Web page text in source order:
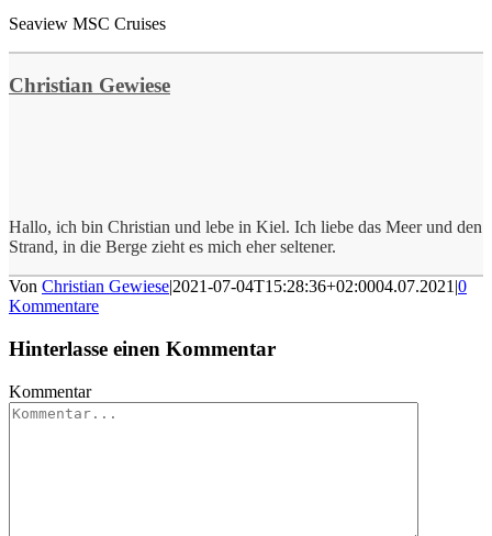
Seaview MSC Cruises
Christian Gewiese
Hallo, ich bin Christian und lebe in Kiel. Ich liebe das Meer und den
Strand, in die Berge zieht es mich eher seltener.
Von Christian Gewiese|2021-07-04T15:28:36+02:0004.07.2021 |0
Kommentare
Hinterlasse einen Kommentar
Kommentar